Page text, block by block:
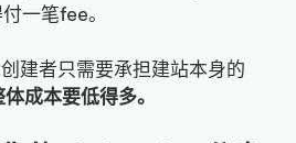
一笔fee。
建者只需要承担建站本身的
成本要低得多。